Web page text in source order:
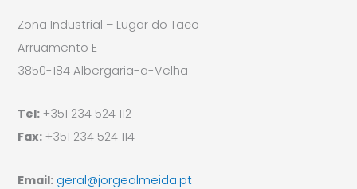
Zona Industrial – Lugar do Taco
Arruamento E
3850-184 Albergaria-a-Velha
Tel: +351 234 524 112
Fax: +351 234 524 114
Email: geral@jorgealmeida.pt